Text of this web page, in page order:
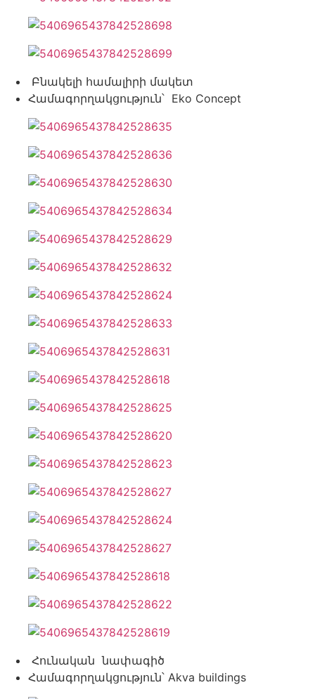
Բնակելի համալիրի մակետ
Համագորղակցություն՝ Eko Concept
Հունական նափագիծ
Համագորղակցություն՝ Akva buildings